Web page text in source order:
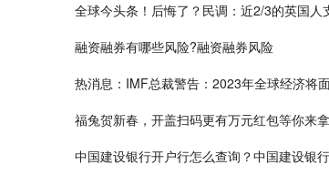
全球今头条！后悔了？民调：近2/3的英国
融资融券有哪些风险?融资融券风险
热消息：IMF总裁警告：2023年全球经济将
福兔贺新春，开盖扫码更有万元红包等你来拿
中国建设银行开户行怎么查询？中国建设银